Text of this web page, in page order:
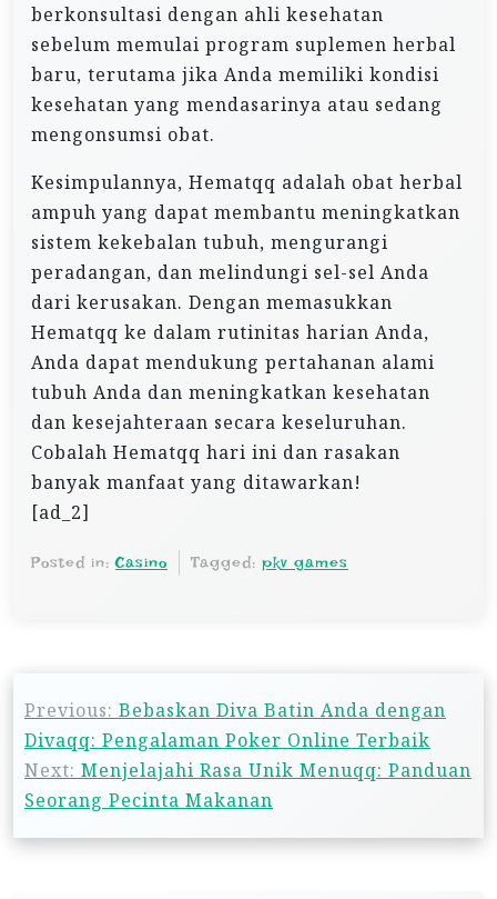
berkonsultasi dengan ahli kesehatan
sebelum memulai program suplemen herbal
baru, terutama jika Anda memiliki kondisi
kesehatan yang mendasarinya atau sedang
mengonsumsi obat.
Kesimpulannya, Hematqq adalah obat herbal
ampuh yang dapat membantu meningkatkan
sistem kekebalan tubuh, mengurangi
peradangan, dan melindungi sel-sel Anda
dari kerusakan. Dengan memasukkan
Hematqq ke dalam rutinitas harian Anda,
Anda dapat mendukung pertahanan alami
tubuh Anda dan meningkatkan kesehatan
dan kesejahteraan secara keseluruhan.
Cobalah Hematqq hari ini dan rasakan
banyak manfaat yang ditawarkan!
[ad_2]
Posted in:Casino Tagged: pkv games
o
s
t
n
Previous: Bebaskan Diva Batin Anda dengan
Divaqq: Pengalaman Poker Online Terbaik
Next: Menjelajahi Rasa Unik Menuqq: Panduan
Seorang Pecinta Makanan